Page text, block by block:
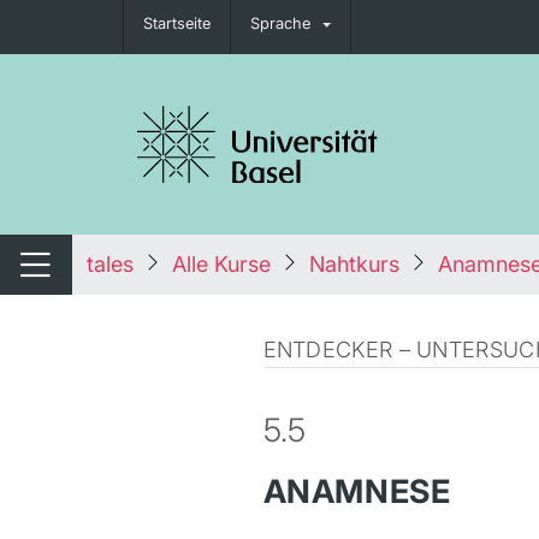
Startseite Sprache
umschalten
Navigation umschalten
tales Alle Kurse Nahtkurs
ENTDECKER –
5.5
ANAMNESE